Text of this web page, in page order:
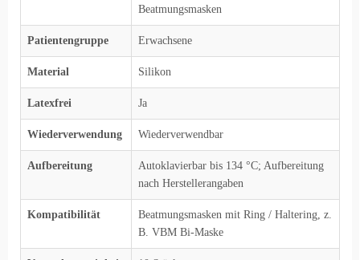
Beatmungsmasken
Patientengruppe Erwachsene
Material Silikon
Latexfrei Ja
Wiederverwendung Wiederverwendbar
Aufbereitung
Autoklavierbar bis 134 °C; Aufbereitung
nach Herstellerangaben
Kompatibilität
Beatmungsmasken mit Ring / Haltering, z.
B. VBM Bi-Maske